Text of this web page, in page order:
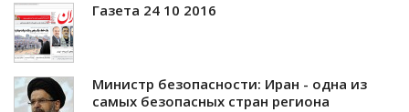
Газета 24 10 2016
Министр безопасности: Иран - одна из
самых безопасных стран региона